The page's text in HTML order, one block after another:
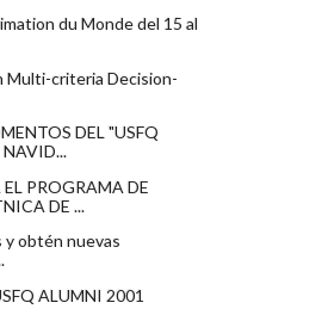
du Monde del 15 al
Multi-criteria Decision-
DEL "USFQ
PROGRAMA DE
DE ...
obtén nuevas
ALUMNI 2001